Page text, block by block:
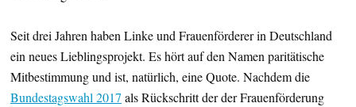
Seit drei Jahren haben Linke und Frauenförderer in Deutschland
ein neues Lieblingsprojekt. Es hört auf den Namen paritätische
Mitbestimmung und ist, natürlich, eine Quote. Nachdem die
Bundestagswahl 2017 als Rückschritt der der Frauenförderung